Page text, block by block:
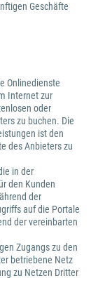
Geschäfte
Onlinedienste
Internet zur
oder
zu buchen. Die
ist den
des Anbieters zu
in der
den Kunden
der
auf die Portale
der vereinbarten
Zugangs zu den
betriebene Netz
zu Netzen Dritter